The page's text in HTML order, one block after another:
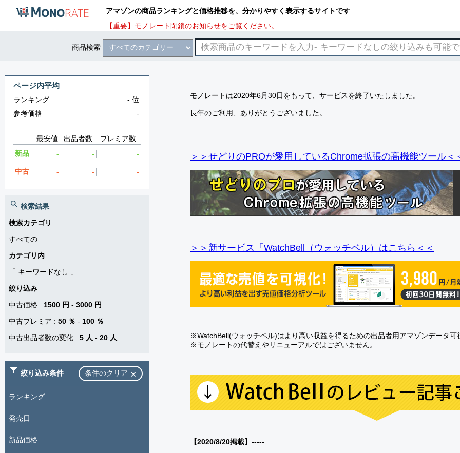
アマゾンの商品ランキングと価格推移を、分かりやすく表示するサイトです
【重要】モノレート閉鎖のお知らせをご覧ください。
商品検索
モノレートは2020年6月30日をもって、サービスを終了いたしました。
長年のご利用、ありがとうございました。
＞＞せどりのPROが愛用しているChrome拡張の高機能ツール＜
＞＞新サービス「WatchBell（ウォッチベル）はこちら＜＜
※WatchBell(ウォッチベル)はより高い収益を得るための出品者用アマゾンデータ可
※モノレートの代替えやリニューアルではございません。
【2020/8/20掲載】-----
ページ内平均
ランキング -位
参考価格
-
最安値 出品者数
プレミア数
新品
- - -
中古 - - -
検索結果
検索カテゴリ
すべての
カテゴリ内
「 キーワードなし
」
絞り込み
中古価格 : 1500 円 - 3000 円
中古プレミア : 50 ％ - 100 ％
中古出品者数の変化 : 5 人 - 20 人
絞り込み条件 条件のクリア
ランキング
発売日
新品価格